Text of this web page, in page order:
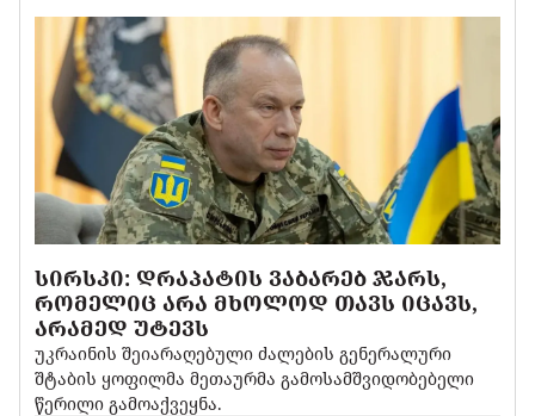
ᲡᲘᲠᲡᲙᲘ: ᲓᲠᲐᲞᲐᲢᲘᲡ ᲕᲐᲑᲐᲠᲔᲑ ᲯᲐᲠᲡ,
ᲠᲝᲛᲔᲚᲘᲪ ᲐᲠᲐ ᲛᲮᲝᲚᲝᲓ ᲗᲐᲕᲡ ᲘᲪᲐᲕᲡ,
ᲐᲠᲐᲛᲔᲓ ᲣᲢᲔᲕᲡ
უკრაინის შეიარაღებული ძალების გენერალური
შტაბის ყოფილმა მეთაურმა გამოსამშვიდობებელი
წერილი გამოაქვეყნა.